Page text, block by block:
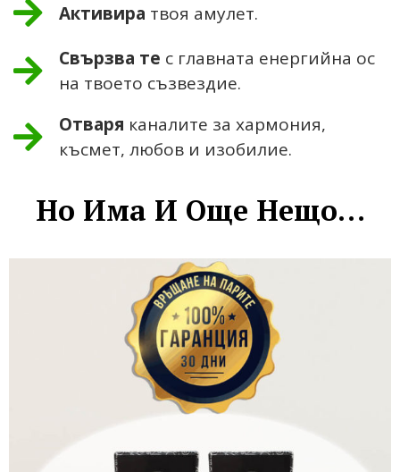
Активира твоя амулет.
Свързва те с главната енергийна ос
на твоето съзвездие.
Отваря каналите за хармония,
късмет, любов и изобилие.
Но Има И Още Нещо…